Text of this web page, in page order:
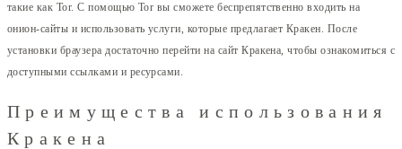
такие как Tor. С помощью Tor вы сможете беспрепятственно входить на
онион-сайты и использовать услуги, которые предлагает Кракен. После
установки браузера достаточно перейти на сайт Кракена, чтобы ознакомиться с
доступными ссылками и ресурсами.
Преимущества использования
Кракена